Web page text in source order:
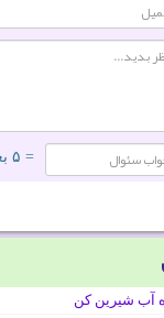
= ۵ بعلاوه ۳
آب شیرین کن